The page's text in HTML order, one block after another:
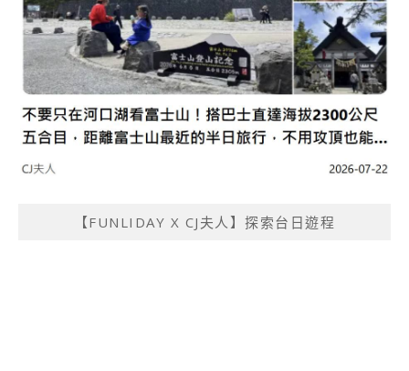
【FUNLIDAY X CJ夫人】探索台日遊程